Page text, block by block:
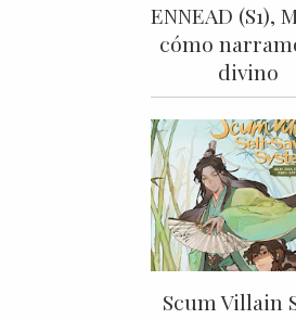
ENNEAD (S1),
cómo
divino
Scum Villain